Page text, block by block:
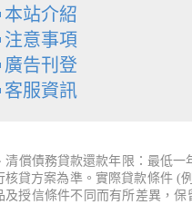
本站介紹
注意事項
廣告刊登
客服資訊
清償債務貸款還款年限：最低
核貸方案為準。實際貸款條件
授信條件不同而有所差異，